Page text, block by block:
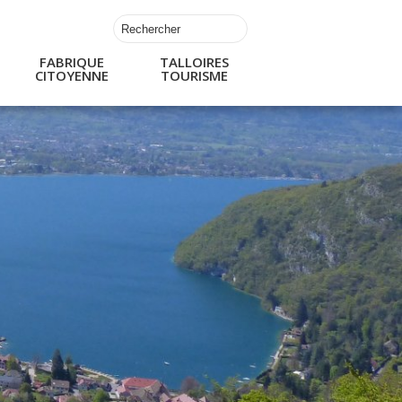
FABRIQUE
CITOYENNE
TALLOIRES
TOURISME